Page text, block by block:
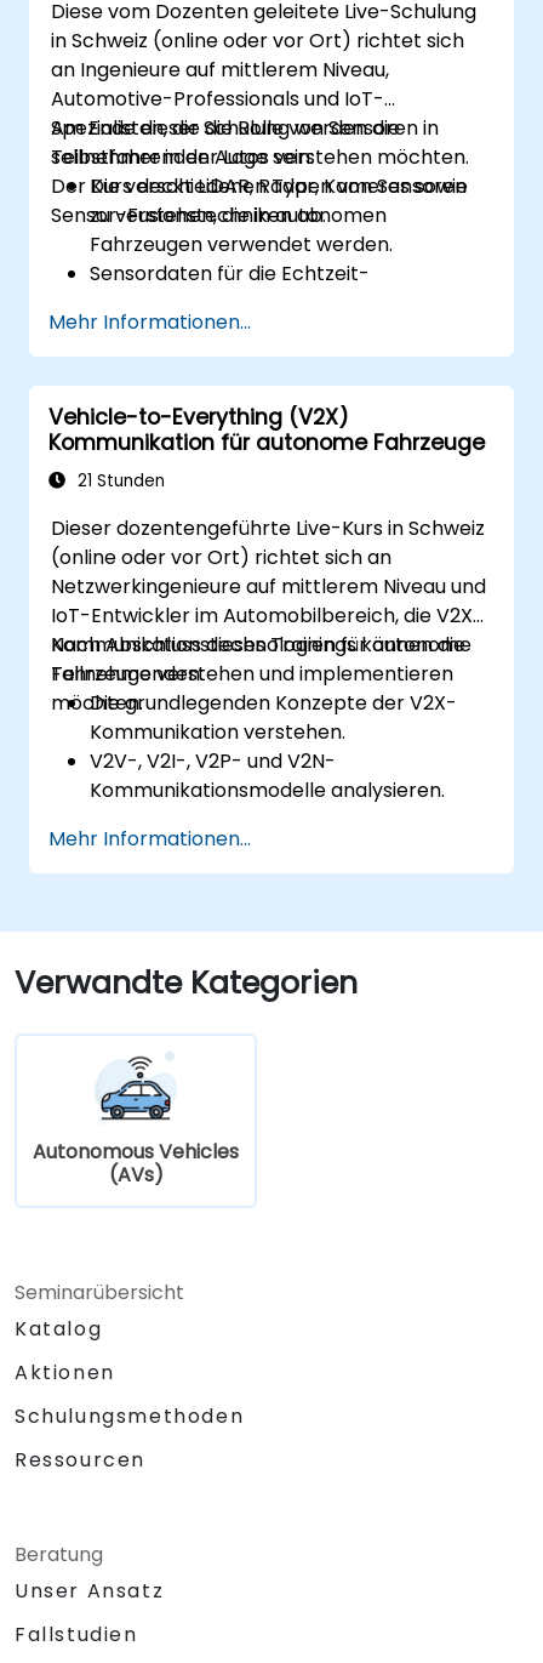
Datenausrichtung entwickeln.
Diese vom Dozenten geleitete Live-Schulung
in Schweiz (online oder vor Ort) richtet sich
an Ingenieure auf mittlerem Niveau,
Automotive-Professionals und IoT-
Spezialisten, die die Rolle von Sensoren in
selbstfahrenden Autos verstehen möchten.
Der Kurs deckt LiDAR, Radar, Kameras sowie
Sensor-Fusionstechniken ab.
Am Ende dieser Schulung werden die
Teilnehmer in der Lage sein:
Die verschiedenen Typen von Sensoren
zu verstehen, die in autonomen
Fahrzeugen verwendet werden.
Sensordaten für die Echtzeit-
im Fahrzeug zu analysieren.
Sensor-Fusionstechniken zu
implementieren, um die Genauigkeit und
Sicherheit des Fahrzeugs zu verbessern.
Die Platzierung und Kalibrierung der
Sensoren zu optimieren, um die Leistung
Mehr Informationen...
Vehicle-to-Everything (V2X)
Kommunikation für autonome Fahrzeuge
21 Stunden
Dieser dozentengeführte Live-Kurs in Schweiz
(online oder vor Ort) richtet sich an
Netzwerkingenieure auf mittlerem Niveau und
IoT-Entwickler im Automobilbereich, die V2X-
Kommunikationstechnologien für autonome
Fahrzeuge verstehen und implementieren
möchten.
Nach Abschluss dieses Trainings können die
Teilnehmenden:
Die grundlegenden Konzepte der V2X-
Kommunikation verstehen.
V2V-, V2I-, V2P- und V2N-
Kommunikationsmodelle analysieren.
implementieren.
Simulationen für vernetzte
Herausforderungen bezüglich
Cybersicherheit und Datenschutz in V2X-
Netzen adressieren.
Mehr Informationen...
Verwandte Kategorien
Autonomous Vehicles
(AVs)
Seminarübersicht
Katalog
Aktionen
Schulungsmethoden
Ressourcen
Beratung
Unser Ansatz
Fallstudien